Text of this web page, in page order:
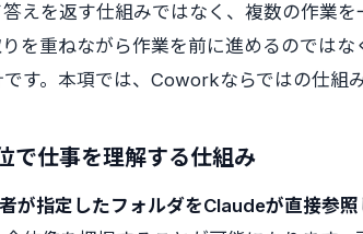
えを返す仕組みではなく、複数の作業
を重ねながら作業を前に進めるのでは
す。本項では、Coworkならではの仕組
で仕事を理解する仕組み
が指定したフォルダをClaudeが直接参照